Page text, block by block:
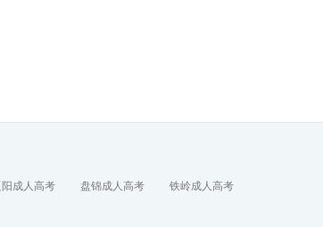
成人高考 盘锦成人高考
铁岭成人高考